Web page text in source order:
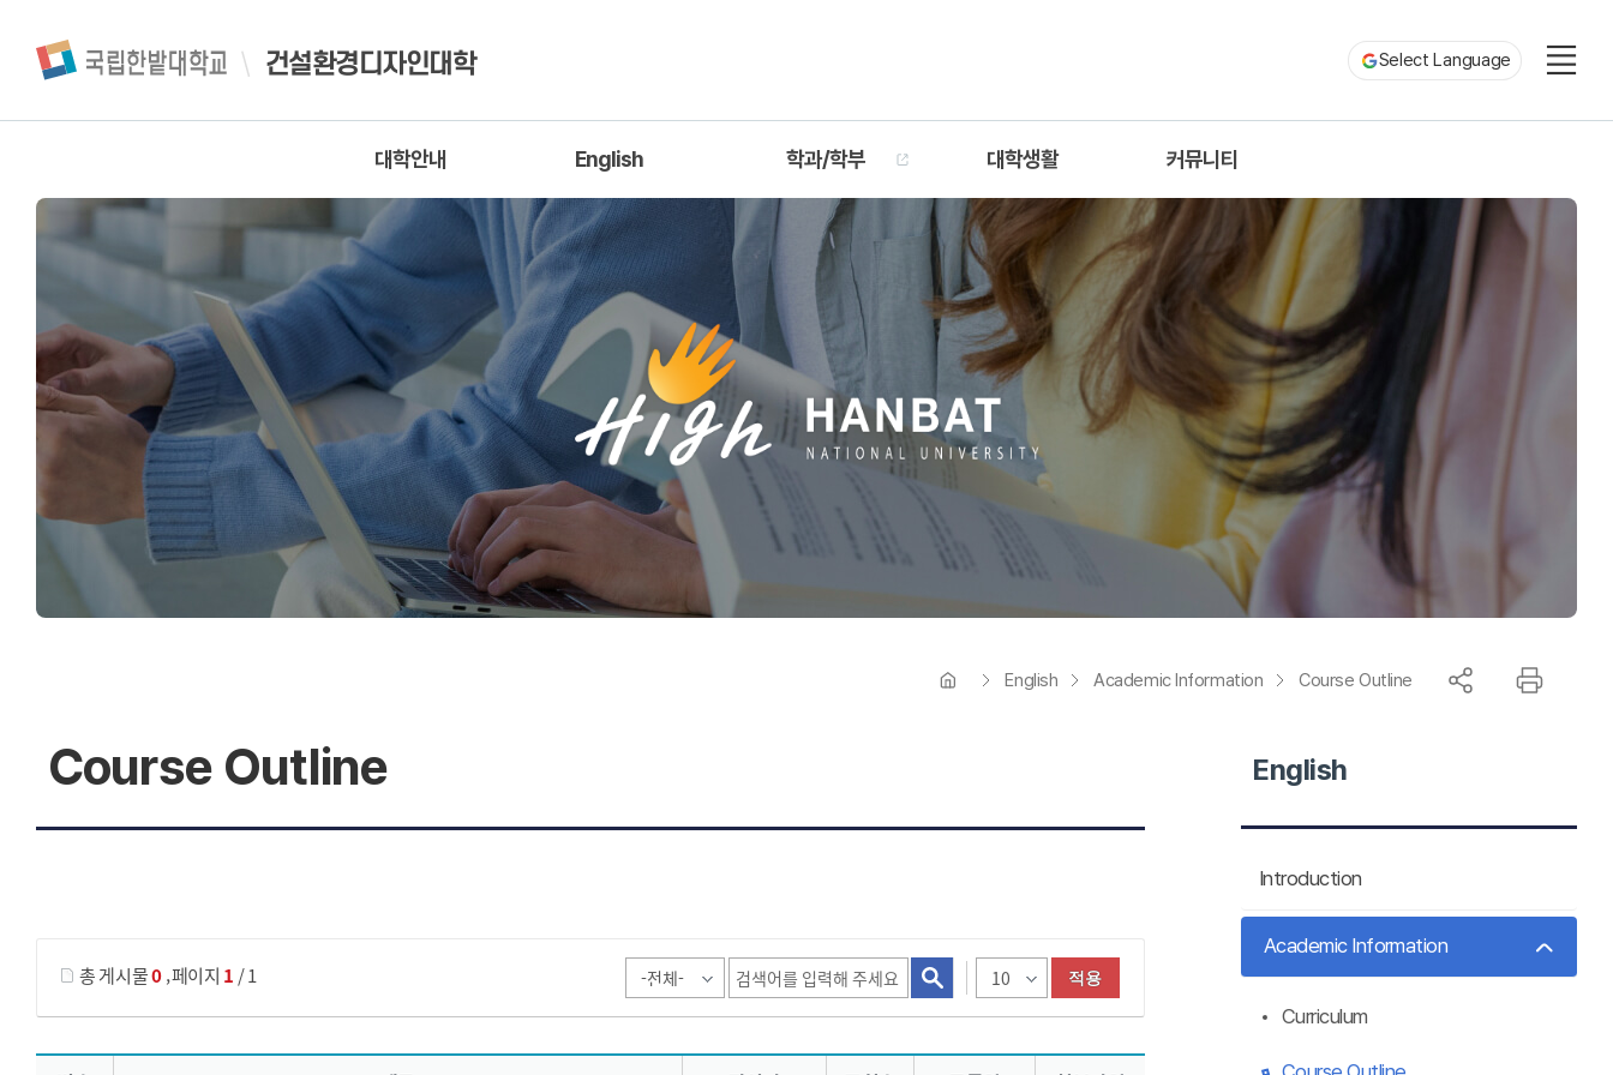
건설환경디자인대학 Select Language
대학안내
인사말
행정조직
찾아오시는길
디지털 졸업 전시관
English
Introduction
Academic Information
Professors
학과/학부
건설환경공학과
건축공학과
건축학과
도시공학과
생활디자인학과
대학생활
공학교육인증제
학사일정
장학정보
커뮤니티
공지사항
자료실
대학갤러리
Q&A
English
Introduction
Academic Information
Curriculum
Course Outline
English Academic Information Course Outline
총 게시물0,페이지 1 / 1 적용
Course Outline 목록 으로 번호, 제목, 작성자, 조회수, 등록 일, 첨부파일로 나열 되고 있습니다.